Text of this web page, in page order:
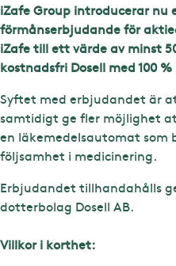
iZafe Group introducerar
förmånserbjudande för
iZafe till ett värde av minst
kostnadsfri Dosell med 100
Syftet med erbjudandet är
samtidigt ge fler möjlighet
en läkemedelsautomat
följsamhet i medicinering.
Erbjudandet tillhandahålls
dotterbolag Dosell AB.
Villkor i korthet: